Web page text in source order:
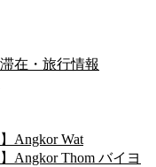
在・旅行情報
Angkor Wat
Angkor Thom バイヨ